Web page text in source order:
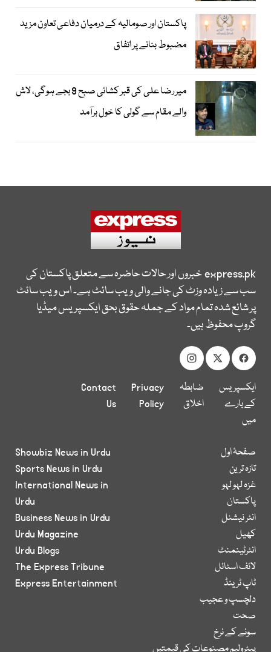
پاکستان اور صومالیہ کے درمیان دفاعی تعاون مزید
مضبوط بنانے پر اتفاق
میر رضا علی کی قبر کشائی صبح 9 بجے ہوگی، لاش
والے مقام سے گولی کا خول برآمد
express.pkخبروں اور حالات حاضرہ سے متعلق پاکستان کی
سب سے زیادہ وزٹ کی جانے والی ویب سائٹ ہے۔ اس ویب سائٹ
پر شائع شدہ تمام مواد کے جملہ حقوق بحق ایکسپریس میڈیا
گروپ محفوظ ہیں۔
ایکسپریس
کے بارے
میں
ضابطہ
اخلاق
Privacy
Policy
Contact
Us
صفحۂ اول
تازہ ترین
غزہ لہو لہو
پاکستان
انٹر نیشنل
کھیل
انٹرٹینمنٹ
لائف اسٹائل
ٹاپ ٹرینڈ
دلچسپ و عجیب
صحت
سونے کے نرخ
پیٹرولیم مصنوعات کی قیمتیں
Showbiz News in Urdu
Sports News in Urdu
International News in
Urdu
Business News in Urdu
Urdu Magazine
Urdu Blogs
The Express Tribune
Express Entertainment